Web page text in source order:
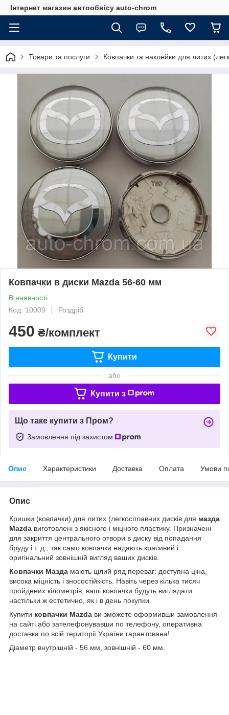
Інтернет магазин автообвісу auto-chrom
Товари та послуги Ковпачки та наклейки для литих
Ковпачки в диски Mazda 56-60 мм
В наявності
Код: 10009
Роздріб
450 ₴/комплект
Купити
або
Купити з
Що таке купити з Пром?
Замовлення під захистом
Опис Характеристики Доставка Оплата Умови
Опис
Кришки (ковпачки) для литих (легкосплавних дисків для мазда
Mazda виготовлені з якісного і міцного пластику. Призначені
для закриття центрального отвори в диску від попадання
бруду і т. д., так само ковпачки надають красивий і
оригінальний зовнішній вигляд ваших дисків.
Ковпачки Мазда мають цілий ряд переваг: доступна ціна,
висока міцність і зносостійкість. Навіть через кілька тисяч
пройдених кілометрів, ваші ковпачки будуть виглядати
настільки ж естетично, як і в день покупки.
Купити ковпачки Mazda ви зможете оформивши замовлення
на сайті або зателефонувавши по телефону, оперативна
доставка по всій території України гарантована!
Діаметр внутрішній - 56 мм, зовнішній - 60 мм.